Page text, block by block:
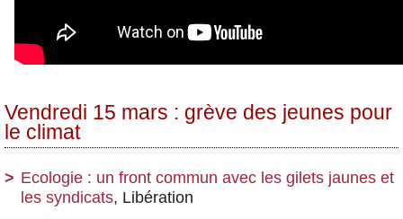
Vendredi 15 mars : grève des jeunes pour
le climat
Ecologie : un front commun avec les gilets jaunes et
les syndicats, Libération